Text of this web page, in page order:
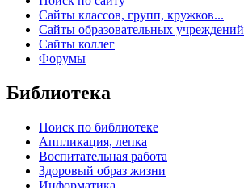
Сайты классов, групп, кружков...
Сайты образовательных учреждений
Сайты коллег
Форумы
Библиотека
Поиск по библиотеке
Аппликация, лепка
Воспитательная работа
Здоровый образ жизни
Информатика